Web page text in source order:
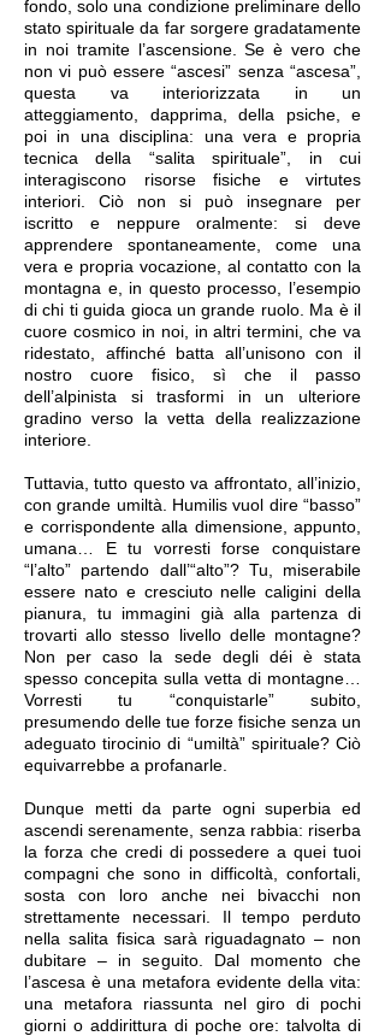
fondo, solo una condizione preliminare dello
stato spirituale da far sorgere gradatamente
in noi tramite l’ascensione. Se è vero che
non vi può essere “ascesi” senza “ascesa”,
questa va interiorizzata in un
atteggiamento, dapprima, della psiche, e
poi in una disciplina: una vera e propria
tecnica della “salita spirituale”, in cui
interagiscono risorse fisiche e virtutes
interiori. Ciò non si può insegnare per
iscritto e neppure oralmente: si deve
apprendere spontaneamente, come una
vera e propria vocazione, al contatto con la
montagna e, in questo processo, l’esempio
di chi ti guida gioca un grande ruolo. Ma è il
cuore cosmico in noi, in altri termini, che va
ridestato, affinché batta all’unisono con il
nostro cuore fisico, sì che il passo
dell’alpinista si trasformi in un ulteriore
gradino verso la vetta della realizzazione
interiore.
Tuttavia, tutto questo va affrontato, all’inizio,
con grande umiltà. Humilis vuol dire “basso”
e corrispondente alla dimensione, appunto,
umana… E tu vorresti forse conquistare
“l’alto” partendo dall’“alto”? Tu, miserabile
essere nato e cresciuto nelle caligini della
pianura, tu immagini già alla partenza di
trovarti allo stesso livello delle montagne?
Non per caso la sede degli déi è stata
spesso concepita sulla vetta di montagne…
Vorresti tu “conquistarle” subito,
presumendo delle tue forze fisiche senza un
adeguato tirocinio di “umiltà” spirituale? Ciò
equivarrebbe a profanarle.
Dunque metti da parte ogni superbia ed
ascendi serenamente, senza rabbia: riserba
la forza che credi di possedere a quei tuoi
compagni che sono in difficoltà, confortali,
sosta con loro anche nei bivacchi non
strettamente necessari. Il tempo perduto
nella salita fisica sarà riguadagnato ‒ non
dubitare ‒ in seguito. Dal momento che
l’ascesa è una metafora evidente della vita:
una metafora riassunta nel giro di pochi
giorni o addirittura di poche ore: talvolta di